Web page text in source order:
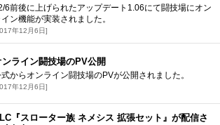
6前後に上げられたアップデート1.06にて闘技場にオン
イン機能が実装されました。
年12月6日]
ンライン闘技場のPV公開
からオンライン闘技場のPVが公開されました。
年12月6日]
『スローター族 ネメシス 拡張セット』が配信さ